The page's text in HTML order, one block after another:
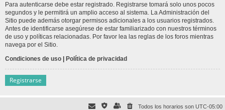
Para autenticarse debe estar registrado. Registrarse tomará solo unos pocos
segundos y le permitirá un amplio acceso al sistema. La Administración del
Sitio puede además otorgar permisos adicionales a los usuarios registrados.
Antes de identificarse asegúrese de estar familiarizado con nuestros términos
de uso y políticas relacionadas. Por favor lea las reglas de los foros mientras
navega por el Sitio.
Condiciones de uso | Política de privacidad
Registrarse
Todos los horarios son UTC-05:00